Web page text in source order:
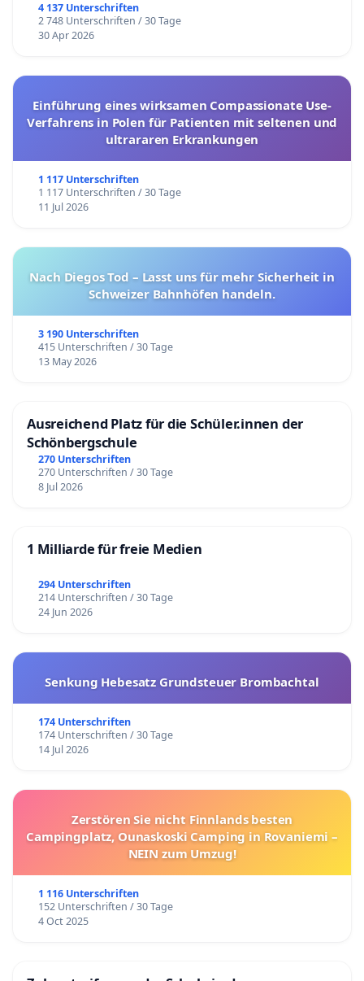
4 137 Unterschriften
2 748 Unterschriften / 30 Tage
30 Apr 2026
Einführung eines wirksamen Compassionate Use-
Verfahrens in Polen für Patienten mit seltenen und
ultrararen Erkrankungen
1 117 Unterschriften
1 117 Unterschriften / 30 Tage
11 Jul 2026
Nach Diegos Tod – Lasst uns für mehr Sicherheit in
Schweizer Bahnhöfen handeln.
3 190 Unterschriften
415 Unterschriften / 30 Tage
13 May 2026
Ausreichend Platz für die Schüler.innen der
Schönbergschule
270 Unterschriften
270 Unterschriften / 30 Tage
8 Jul 2026
1 Milliarde für freie Medien
294 Unterschriften
214 Unterschriften / 30 Tage
24 Jun 2026
Senkung Hebesatz Grundsteuer Brombachtal
174 Unterschriften
174 Unterschriften / 30 Tage
14 Jul 2026
Zerstören Sie nicht Finnlands besten
Campingplatz, Ounaskoski Camping in Rovaniemi –
NEIN zum Umzug!
1 116 Unterschriften
152 Unterschriften / 30 Tage
4 Oct 2025